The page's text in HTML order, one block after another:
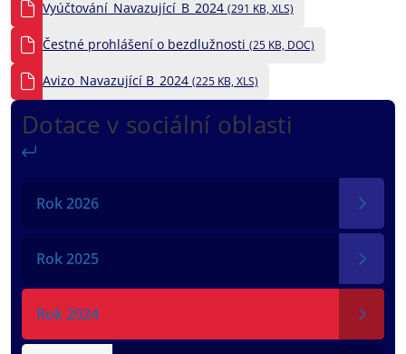
Dotace v sociální oblasti
Rok 2026
Rok 2025
Rok 2024
Vyúčtování_Navazující_B_2024 (291 KB, XLS)
Čestné prohlášení o bezdlužnosti (25 KB, DOC)
Avizo_Navazující B_2024 (225 KB, XLS)